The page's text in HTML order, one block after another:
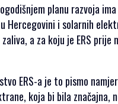
planu razvoja
Hercegovini i solarnih
a za koju je ERS
ERS-a je to pismo
koja bi bila značajna,